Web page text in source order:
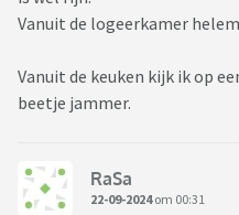
Vanuit de logeerkamer
Vanuit de keuken kijk ik op
beetje jammer.
RaSa
22-09-2024om 00:31